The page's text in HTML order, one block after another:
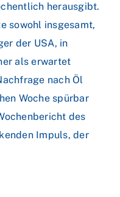
herausgibt.
sowohl insgesamt,
der USA, in
als erwartet
nach Öl
Woche spürbar
des
Impuls, der